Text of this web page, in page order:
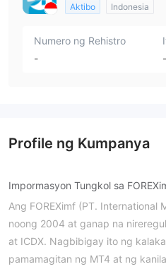
Aktibo Indonesia
Numero ng Rehistro
-
Profile ng Kumpanya
Impormasyon Tungkol sa
Ang FOREXimf (PT. International
noong 2004 at ganap na
at ICDX. Nagbibigay ito ng
pamamagitan ng MT4 at ng